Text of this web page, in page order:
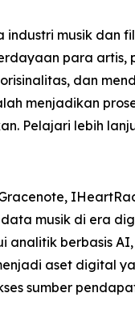
industri musik
para
dan
menjadikan
Pelajari lebih
musik di era
berbasis
aset digital
sumber